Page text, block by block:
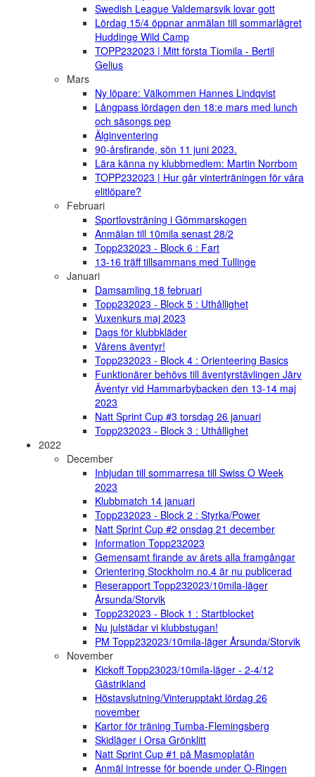
Swedish League Valdemarsvik lovar gott
Lördag 15/4 öppnar anmälan till sommarlägret
Huddinge Wild Camp
TOPP232023 | Mitt första Tiomila - Bertil
Gelius
Mars
Ny löpare: Välkommen Hannes Lindqvist
Långpass lördagen den 18:e mars med lunch
och säsongs pep
Älginventering
90-årsfirande, sön 11 juni 2023.
Lära känna ny klubbmedlem: Martin Norrbom
TOPP232023 | Hur går vinterträningen för våra
elitlöpare?
Februari
Sportlovsträning i Gömmarskogen
Anmälan till 10mila senast 28/2
Topp232023 - Block 6 : Fart
13-16 träff tillsammans med Tullinge
Januari
Damsamling 18 februari
Topp232023 - Block 5 : Uthållighet
Vuxenkurs maj 2023
Dags för klubbkläder
Vårens äventyr!
Topp232023 - Block 4 : Orienteering Basics
Funktionärer behövs till äventyrstävlingen Järv
Äventyr vid Hammarbybacken den 13-14 maj
2023
Natt Sprint Cup #3 torsdag 26 januari
Topp232023 - Block 3 : Uthållighet
2022
December
Inbjudan till sommarresa till Swiss O Week
2023
Klubbmatch 14 januari
Topp232023 - Block 2 : Styrka/Power
Natt Sprint Cup #2 onsdag 21 december
Information Topp232023
Gemensamt firande av årets alla framgångar
Orientering Stockholm no.4 är nu publicerad
Reserapport Topp232023/10mila-läger
Årsunda/Storvik
Topp232023 - Block 1 : Startblocket
Nu julstädar vi klubbstugan!
PM Topp232023/10mila-läger Årsunda/Storvik
November
Kickoff Topp23023/10mila-läger - 2-4/12
Gästrikland
Höstavslutning/Vinterupptakt lördag 26
november
Kartor för träning Tumba-Flemingsberg
Skidläger i Orsa Grönklitt
Natt Sprint Cup #1 på Masmoplatån
Anmäl intresse för boende under O-Ringen